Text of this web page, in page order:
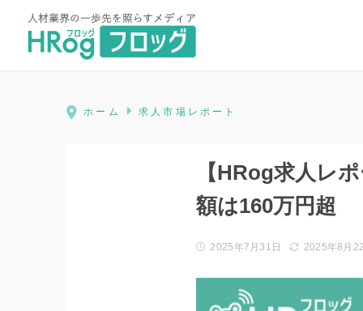
HRog | 人材業界の一歩先を照ら
ホーム 求人市場レポート
【HRog求人レ
額は160万円超
2025年7月31日 2025年8月